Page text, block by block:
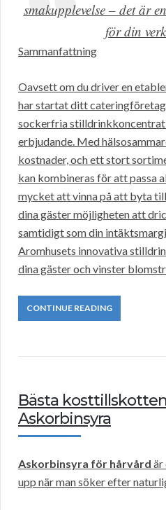
smakupplevelse – det är
för din
Sammanfattning
Oavsett om du driver en
har startat ditt
sockerfria
erbjudande. Med
kostnader, och ett stort
kan kombineras för att passa
mycket att vinna på att byta
dina gäster möjligheten att
samtidigt som din
Aromhusets innovativa
dina gäster och vinster
CONTINUE READING
Bästa
Askorbinsyra
Askorbinsyra för hårvård är
upp när man söker efter